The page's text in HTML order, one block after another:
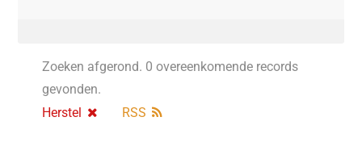
Zoeken afgerond. 0 overeenkomende records
gevonden.
Herstel
RSS